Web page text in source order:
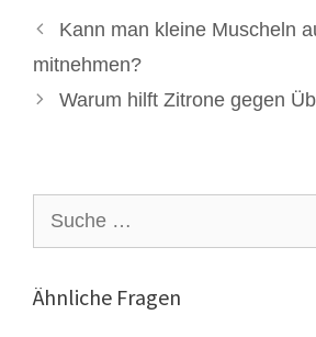
Kann man kleine Muscheln
mitnehmen?
Warum hilft Zitrone gegen
nach:
Ähnliche Fragen